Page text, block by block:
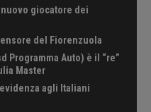
giocatore dei
del Fiorenzuola
Programma Auto) è il “re”
Master
agli Italiani